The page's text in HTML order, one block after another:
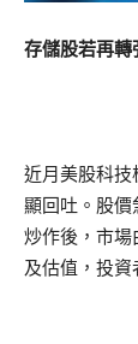
存儲股若再轉
近月美股科技
顯回吐。股價
炒作後，市場
及估值，投資